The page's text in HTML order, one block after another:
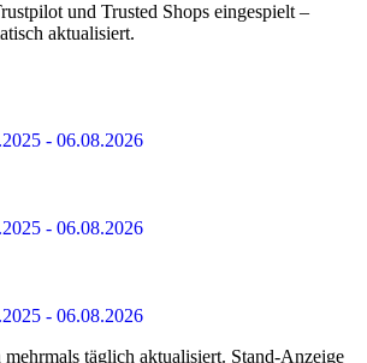
und Trusted Shops eingespielt –
aktualisiert.
- 06.08.2026
- 06.08.2026
- 06.08.2026
täglich aktualisiert. Stand-Anzeige